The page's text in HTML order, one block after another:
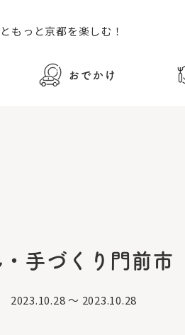
もっと京都を楽しむ！
おでかけ
手づくり門前市
2023.10.28 ～ 2023.10.28